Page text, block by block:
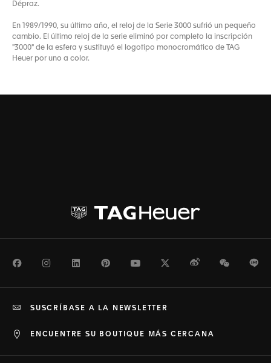
Dépraz.
En 1989/1990, su último año, el reloj de la Serie 3000 sufrió un pequeño
cambio. El último reloj de la serie eliminó por completo la inscripción
"3000" de la esfera y sustituyó el logotipo monocromático de TAG
Heuer por uno a color.
FacebookInstagramLinkedInPinterestYoutubeTwitterWeiboWeChat
ENCUENTRE SU BOUTIQUE MÁS CERCANA
SUSCRÍBASE A LA NEWSLETTER